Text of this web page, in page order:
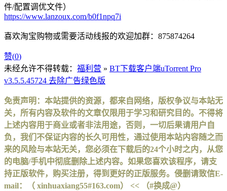
件/配置调优文件）
https://www.lanzoux.com/b0f1npq7i
喜欢淘宝购物或需要活动线报的欢迎加群：875874264
赞(0)
未经允许不得转载： 福利营 » BT下载客户端uTorrent Pro
v3.5.5.45724 去除广告绿色版
免责声明：本站提供的资源，都来自网络，版权争议与本站无
关，所有内容及软件的文章仅限用于学习和研究目的。不得将
上述内容用于商业或者非法用途，否则，一切后果请用户自
负，我们不保证内容的长久可用性，通过使用本站内容随之而
来的风险与本站无关，您必须在下载后的24个小时之内，从您
的电脑/手机中彻底删除上述内容。如果您喜欢该程序，请支
持正版软件，购买注册，得到更好的正版服务。侵删请致信E-
mail：（ xinhuaxiang55#163.com） << （#换成@）